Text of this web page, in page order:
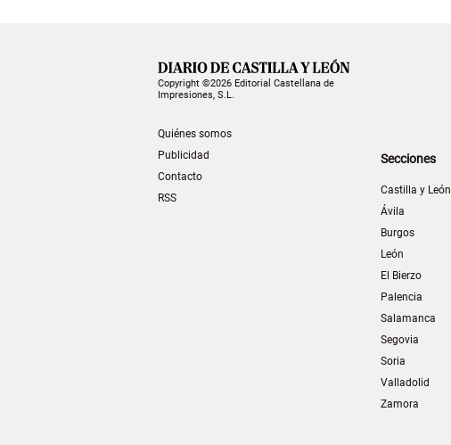
Copyright ©2026 Editorial Castellana de
Impresiones, S.L.
Quiénes somos
Publicidad
Contacto
RSS
Secciones
Castilla y León
Ávila
Burgos
León
El Bierzo
Palencia
Salamanca
Segovia
Soria
Valladolid
Zamora